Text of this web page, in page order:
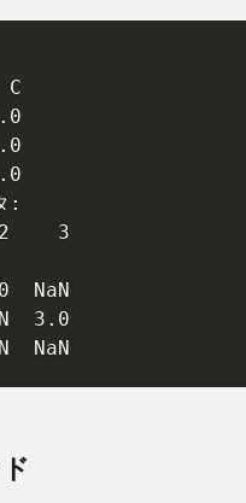
C
:
3
NaN
3.0
NaN